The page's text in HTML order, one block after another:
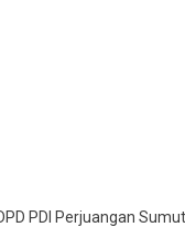
PDI Perjuangan